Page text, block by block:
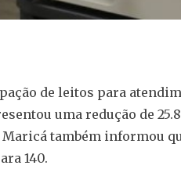
de leitos para
uma redução de
Maricá também informou
140.